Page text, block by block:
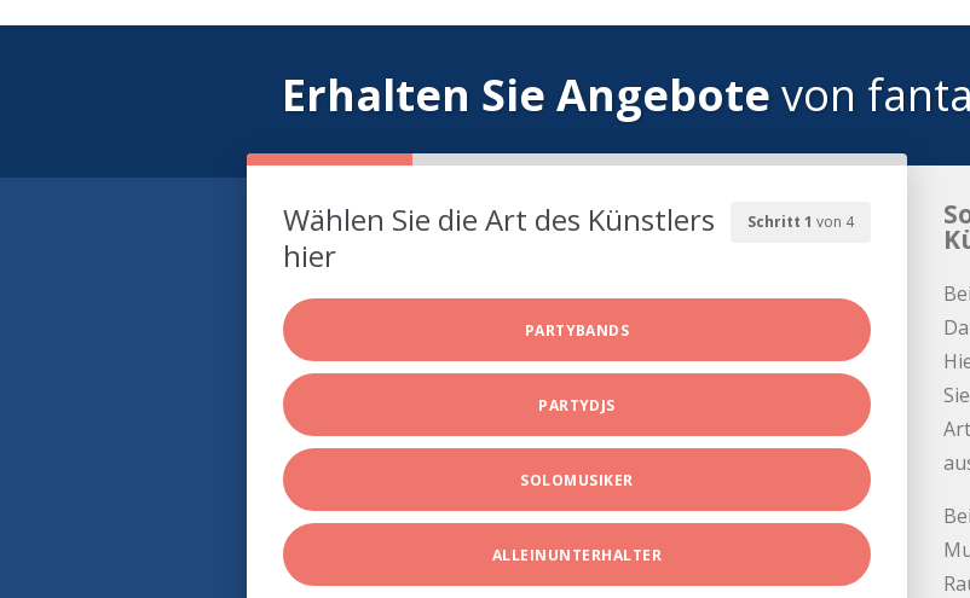
Erhalten Sie Angebote von
Schritt 1 von 4
Wählen Sie die Art des Künstlers
hier
PARTYBANDS
PARTYDJS
SOLOMUSIKER
ALLEINUNTERHALTER